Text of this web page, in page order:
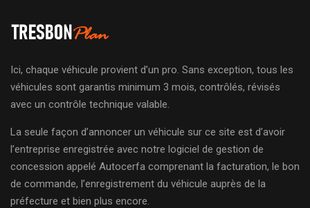
Ici, chaque véhicule provient d’un pro. Sans exception, tous les
véhicules sont garantis minimum 3 mois, contrôlés, révisés
avec un contrôle technique valable.
La seule façon d’annoncer un véhicule sur ce site est d’avoir
l’entreprise enregistrée avec notre logiciel de gestion de
concession appelé Autocerfa comprenant la facturation, le bon
de commande, l’enregistrement du véhicule auprès de la
préfecture et bien plus encore.